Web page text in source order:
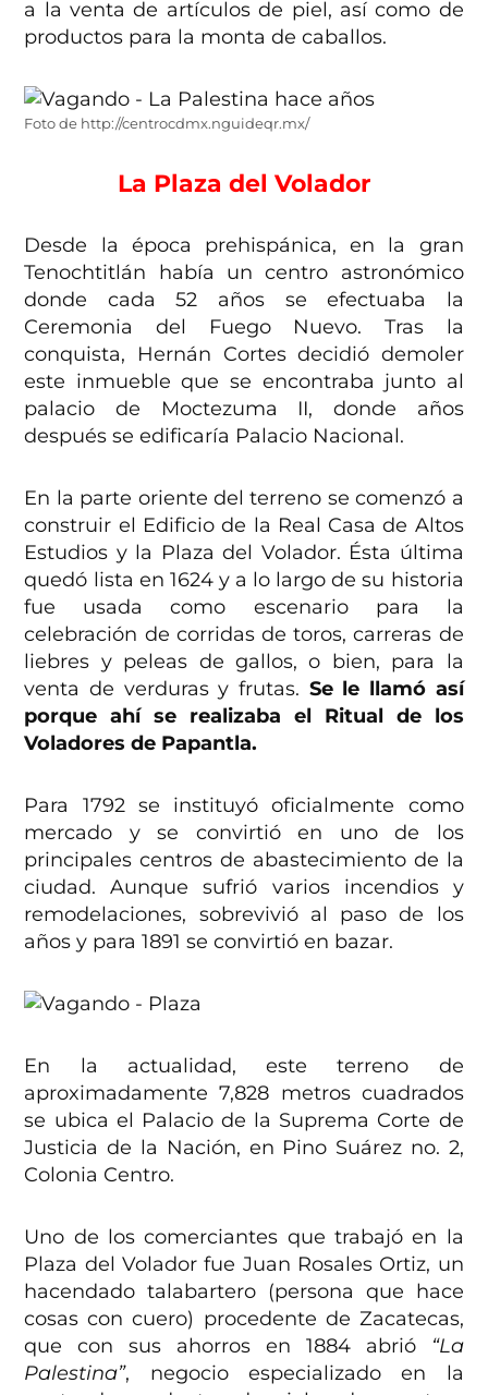
a la venta de artículos de piel, así como de
productos para la monta de caballos.
Foto de http://centrocdmx.nguideqr.mx/
La Plaza del Volador
Desde la época prehispánica, en la gran
Tenochtitlán había un centro astronómico
donde cada 52 años se efectuaba la
Ceremonia del Fuego Nuevo. Tras la
conquista, Hernán Cortes decidió demoler
este inmueble que se encontraba junto al
palacio de Moctezuma II, donde años
después se edificaría Palacio Nacional.
En la parte oriente del terreno se comenzó a
construir el Edificio de la Real Casa de Altos
Estudios y la Plaza del Volador. Ésta última
quedó lista en 1624 y a lo largo de su historia
fue usada como escenario para la
celebración de corridas de toros, carreras de
liebres y peleas de gallos, o bien, para la
venta de verduras y frutas. Se le llamó así
porque ahí se realizaba el Ritual de los
Voladores de Papantla.
Para 1792 se instituyó oficialmente como
mercado y se convirtió en uno de los
principales centros de abastecimiento de la
ciudad. Aunque sufrió varios incendios y
remodelaciones, sobrevivió al paso de los
años y para 1891 se convirtió en bazar.
En la actualidad, este terreno de
aproximadamente 7,828 metros cuadrados
se ubica el Palacio de la Suprema Corte de
Justicia de la Nación, en Pino Suárez no. 2,
Colonia Centro.
Uno de los comerciantes que trabajó en la
Plaza del Volador fue Juan Rosales Ortiz, un
hacendado talabartero (persona que hace
cosas con cuero) procedente de Zacatecas,
que con sus ahorros en 1884 abrió
“La
Palestina”, negocio especializado en la